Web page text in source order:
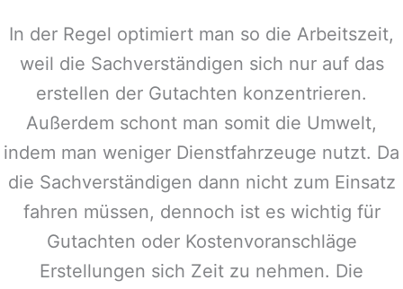
In der Regel optimiert man so die Arbeitszeit,
weil die Sachverständigen sich nur auf das
erstellen der Gutachten konzentrieren.
Außerdem schont man somit die Umwelt,
indem man weniger Dienstfahrzeuge nutzt. Da
die Sachverständigen dann nicht zum Einsatz
fahren müssen, dennoch ist es wichtig für
Gutachten oder Kostenvoranschläge
Erstellungen sich Zeit zu nehmen. Die